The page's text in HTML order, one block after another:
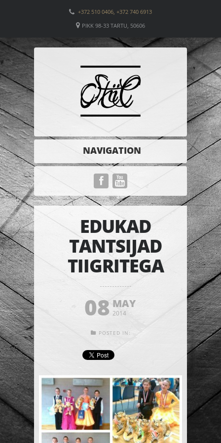
+372 510 0406, +372 740 6913
PIKK 98-33 TARTU, 50606
NAVIGATION
EDUKAD
TANTSIJAD
TIIGRITEGA
08 MAY
2014
POSTED IN: